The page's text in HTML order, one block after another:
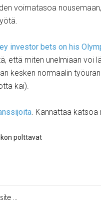
voimatasoa
investor bets on his
että miten unelmiaan voi
kesken normaalin
kai).
. Kannattaa katsoa
polttavat